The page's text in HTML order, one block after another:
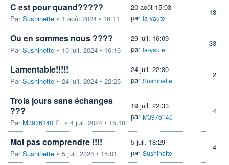
C est pour quand?????
ParSushinette • 1 août 2024 • 16:11
20 août 15:03
par la-yaute
18
Ou en sommes nous ????
ParSushinette • 10 juil. 2024 • 16:16
29 juil. 16:09
par la-yaute
33
Lamentable!!!!!
ParSushinette • 24 juil. 2024 • 22:25
24 juil. 22:30
par Sushinette
2
Trois jours sans échanges
???
Par M3976140 • 4 juil. 2024 • 15:18
19 juil. 22:33
par M3976140
4
Moi pas comprendre !!!!
ParSushinette • 5 juil. 2024 • 15:01
5 juil. 18:29
par Sushinette
4